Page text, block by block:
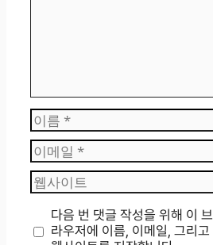
이
름
이
메
일
웹
사
트
다음 번 댓글 작성을 위해 이 브
라우저에 이름, 이메일, 그리고